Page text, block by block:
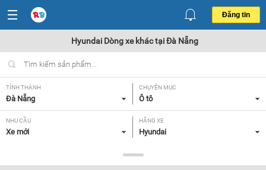
Đăng tin
Hyundai Dòng xe khác tại Đà Nẵng
TỈNH THÀNH
Đà Nẵng
CHUYÊN MỤC
Ô tô
NHU CẦU
Xe mới
HÃNG XE
Hyundai
Dòng xe khác
NĂM SẢN XUẤT
Tất cả